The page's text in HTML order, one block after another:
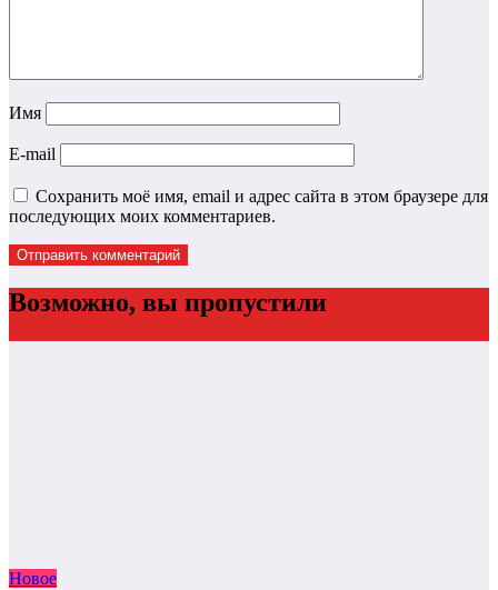
Имя
E-mail
Сохранить моё имя, email и адрес сайта в этом браузере для
последующих моих комментариев.
Возможно, вы пропустили
Новое